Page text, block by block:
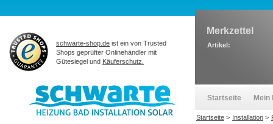
schwarte-shop.de ist ein von Trusted
Shops geprüfter Onlinehändler mit
Gütesiegel und Käuferschutz.
Merkzettel
Artikel:
Startseite Mein
Startseite > Installation >